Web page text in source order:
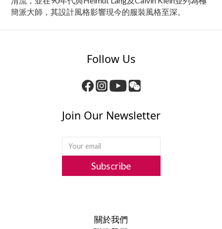
簡派大師，其設計風格影響現今的服裝風格至深。
Follow Us
Join Our Newsletter
Subscribe
關於我們